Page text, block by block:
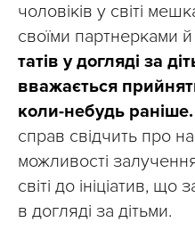
чоловіків у світі
своїми партнерками й
татів у догляді за
вважається
коли-небудь раніше.
справ свідчить про
можливості
світі до ініціатив, що
в догляді за дітьми.